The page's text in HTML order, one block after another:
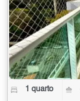
1 quarto